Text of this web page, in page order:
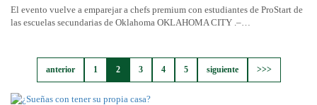
El evento vuelve a emparejar a chefs premium con estudiantes de ProStart de
las escuelas secundarias de Oklahoma OKLAHOMA CITY .–…
anterior 1 2 3 4 5 siguiente >>>